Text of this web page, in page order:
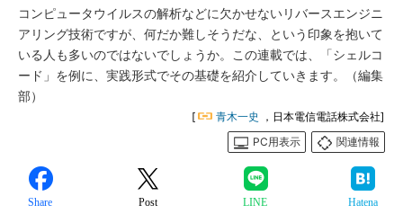
コンピュータウイルスの解析などに欠かせないリバースエンジニ
アリング技術ですが、何だか難しそうだな、という印象を抱いて
いる人も多いのではないでしょうか。この連載では、「シェルコ
ード」を例に、実践形式でその基礎を紹介していきます。（編集
部）
[ 青木一史
，日本電信電話株式会社]
PC用表示
関連情報
Share Post LINE Hatena